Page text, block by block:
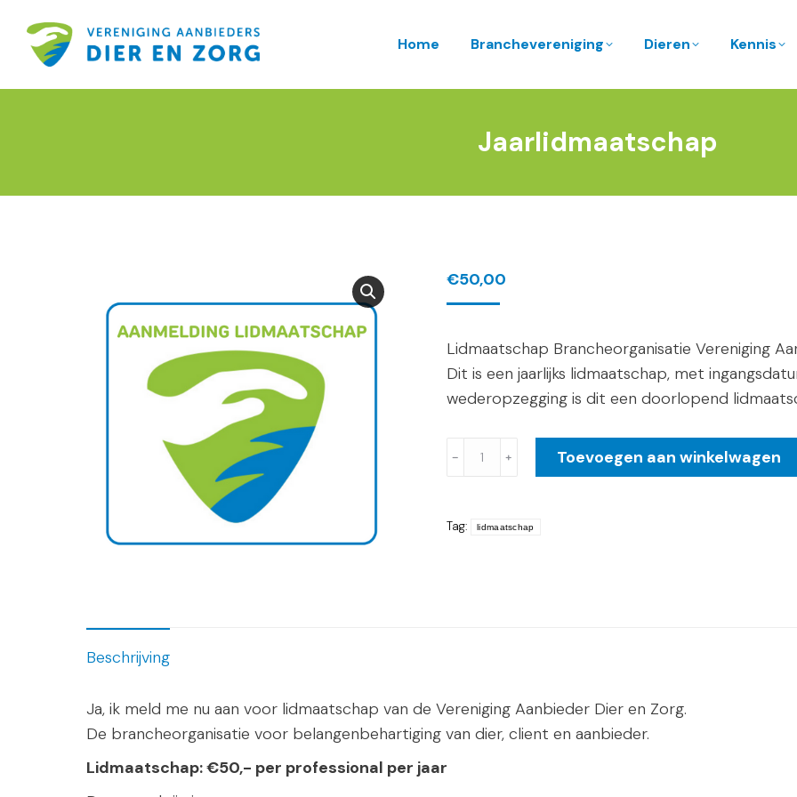
Home Branchevereniging Dieren Kennis
Jaarlidmaatschap
€50,00
Lidmaatschap Brancheorganisatie Vereniging
Dit is een jaarlijks lidmaatschap, met
wederopzegging is dit een doorlopend
Jaarlidmaatschap
aantal
﹣ ﹢ Toevoegen aan winkelwagen
Tag: lidmaatschap
Beschrijving
Ja, ik meld me nu aan voor lidmaatschap van de Vereniging Aanbieder Dier en Zorg.
De brancheorganisatie voor belangenbehartiging van dier, client en aanbieder.
Lidmaatschap: €50,- per professional per jaar